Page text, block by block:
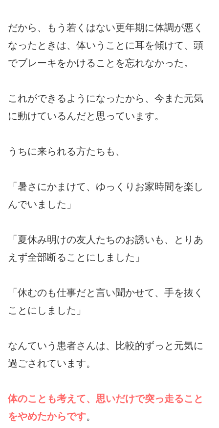
だから、もう若くはない更年期に体調が悪く
なったときは、体いうことに耳を傾けて、頭
でブレーキをかけることを忘れなかった。
これができるようになったから、今また元気
に動けているんだと思っています。
うちに来られる方たちも、
「暑さにかまけて、ゆっくりお家時間を楽し
んでいました」
「夏休み明けの友人たちのお誘いも、とりあ
えず全部断ることにしました」
「休むのも仕事だと言い聞かせて、手を抜く
ことにしました」
なんていう患者さんは、比較的ずっと元気に
過ごされています。
体のことも考えて、思いだけで突っ走ること
をやめたからです。